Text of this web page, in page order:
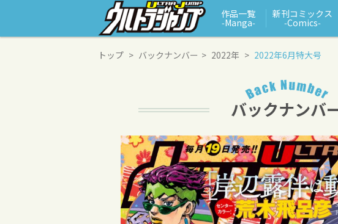
作品一覧
‑Manga‑
新刊コミックス
‑Comics‑
トップ バックナンバー 2022年 2022年6月特大号